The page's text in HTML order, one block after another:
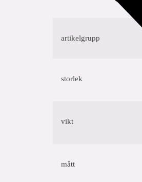
artikelgrupp
storlek
vikt
mått